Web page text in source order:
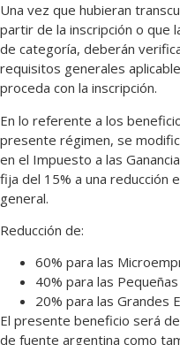
Una vez que hubieran
partir de la inscripción o que
de categoría, deberán
requisitos generales
proceda con la inscripción.
En lo referente a los
presente régimen, se
en el Impuesto a las
fija del 15% a una reducción
general.
Reducción de:
60% para las
40% para las
20% para las Grandes
El presente beneficio será
de fuente argentina como